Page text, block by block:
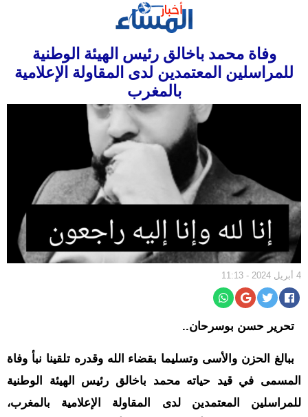
سياسة
ثقافة
و
فن
رياضة
المرأة
حوادث
اخبار
المساء
وفاة محمد باخالق رئيس الهيئة الوطنية
للمراسلين المعتمدين لدى المقاولة الإعلامية
بالمغرب
4 أبريل 2024 - 11:13
تحرير حسن بوسرحان..
ببالغ الحزن والأسى وتسليما بقضاء الله وقدره تلقينا نبأ وفاة
المسمى في قيد حياته محمد باخالق رئيس الهيئة الوطنية
للمراسلين المعتمدين لدى المقاولة الإعلامية بالمغرب،